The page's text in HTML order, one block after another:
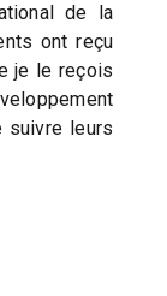
de la
ont reçu
je le reçois
suivre leurs